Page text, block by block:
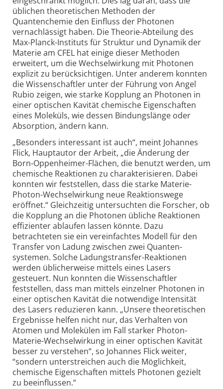
üblichen theoretischen Methoden der
Quantenchemie den Einfluss der Photonen
vernachlässigt haben. Die Theorie-Abteilung des
Max-Planck-Instituts für Struktur und Dynamik der
Materie am CFEL hat einige dieser Methoden
erweitert, um die Wechsel­wirkung mit Photonen
explizit zu berücksichtigen. Unter anderem konnten
die Wissenschaftler unter der Führung von Angel
Rubio zeigen, wie starke Kopplung an Photonen in
einer optischen Kavität chemische Eigenschaften
eines Moleküls, wie dessen Bindungslänge oder
Absorption, ändern kann.
„Besonders interessant ist auch“, meint Johannes
Flick, Hauptautor der Arbeit, „die Änderung der
Born-Oppenheimer-Flächen, die benutzt werden, um
chemische Reaktionen zu charakterisieren. Dabei
konnten wir feststellen, dass die starke Materie-
Photon-Wechsel­wirkung neue Reaktions­wege
eröffnet.“ Gleichzeitig untersuchten die Forscher, ob
die Kopplung an die Photonen übliche Reaktionen
effizienter ablaufen lassen könnte. Dazu
betrachteten sie ein vereinfachtes Modell für den
Transfer von Ladung zwischen zwei Quanten­
systemen. Solche Ladungstransfer-Reaktionen
werden üblicherweise mittels eines Lasers
gesteuert. Nun konnten die Wissenschaftler
feststellen, dass man mittels einzelner Photonen in
einer optischen Kavität die notwendige Intensität
des Lasers reduzieren kann. „Unsere theoretischen
Ergebnisse helfen nicht nur, das Verhalten von
Atomen und Molekülen im Fall starker Photon-
Materie-Wechselwirkung in einer optischen Kavität
besser zu verstehen“, so Johannes Flick weiter,
“sondern unterstreichen auch die Möglichkeit,
chemische Eigenschaften mittels Photonen gezielt
zu beeinflussen.“